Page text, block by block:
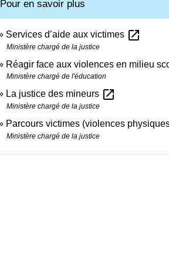
Pour en savoir plus
Services d’aide aux victimes open_in_new
Ministère chargé de la justice
Réagir face aux violences en milieu
Ministère chargé de l'éducation
La justice des mineurs open_in_new
Ministère chargé de la justice
Parcours victimes (violences
Ministère chargé de la justice